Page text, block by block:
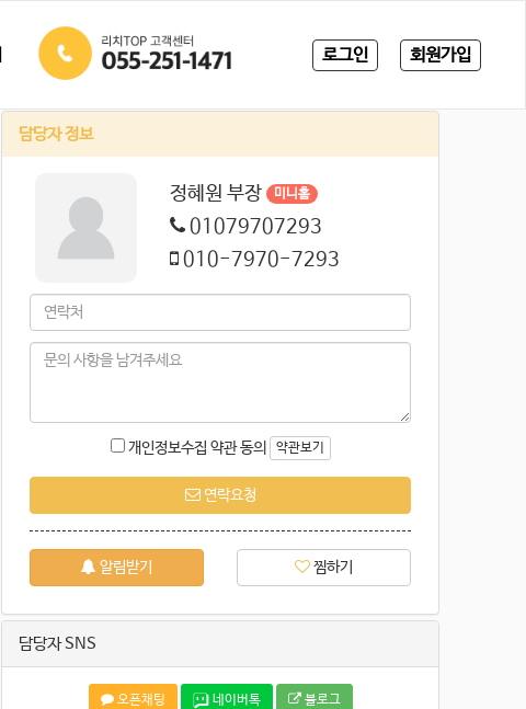
로그인 회원가입
담당자 정보
정혜원 부장 미니홈
01079707293
010-7970-7293
개인정보수집 약관 동의 약관보기
연락요청
알림받기 찜하기
담당자 SNS
오픈채팅 네이버톡 블로그